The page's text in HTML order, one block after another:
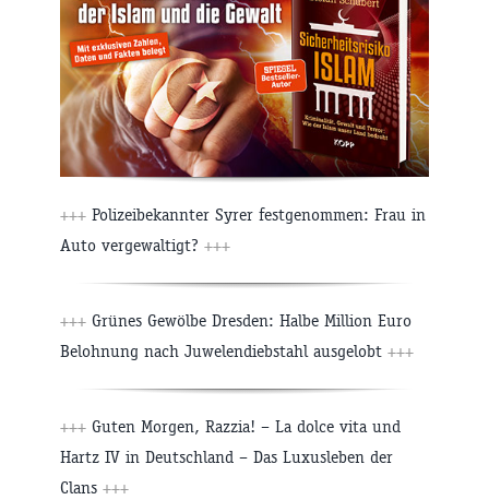
+++ Polizeibekannter Syrer festgenommen: Frau in
Auto vergewaltigt? +++
+++ Grünes Gewölbe Dresden: Halbe Million Euro
Belohnung nach Juwelendiebstahl ausgelobt +++
+++ Guten Morgen, Razzia! – La dolce vita und
Hartz IV in Deutschland – Das Luxusleben der
Clans +++